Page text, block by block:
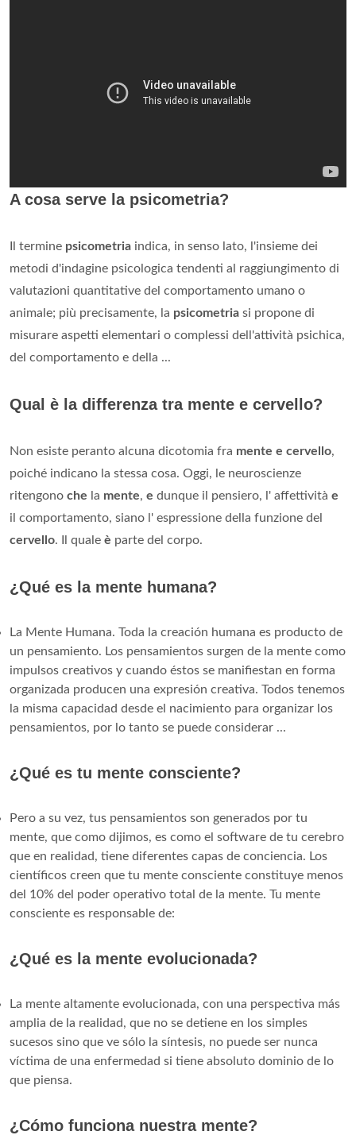
A cosa serve la psicometria?
Il termine psicometria indica, in senso lato, l'insieme dei
metodi d'indagine psicologica tendenti al raggiungimento di
valutazioni quantitative del comportamento umano o
animale; più precisamente, la psicometria si propone di
misurare aspetti elementari o complessi dell'attività psichica,
del comportamento e della ...
Qual è la differenza tra mente e cervello?
Non esiste peranto alcuna dicotomia fra mente e cervello,
poiché indicano la stessa cosa. Oggi, le neuroscienze
ritengono che la mente, e dunque il pensiero, l' affettività e
il comportamento, siano l' espressione della funzione del
cervello. Il quale è parte del corpo.
¿Qué es la mente humana?
La Mente Humana. Toda la creación humana es producto de
un pensamiento. Los pensamientos surgen de la mente como
impulsos creativos y cuando éstos se manifiestan en forma
organizada producen una expresión creativa. Todos tenemos
la misma capacidad desde el nacimiento para organizar los
pensamientos, por lo tanto se puede considerar ...
¿Qué es tu mente consciente?
Pero a su vez, tus pensamientos son generados por tu
mente, que como dijimos, es como el software de tu cerebro
que en realidad, tiene diferentes capas de conciencia. Los
científicos creen que tu mente consciente constituye menos
del 10% del poder operativo total de la mente. Tu mente
consciente es responsable de:
¿Qué es la mente evolucionada?
La mente altamente evolucionada, con una perspectiva más
amplia de la realidad, que no se detiene en los simples
sucesos sino que ve sólo la síntesis, no puede ser nunca
víctima de una enfermedad si tiene absoluto dominio de lo
que piensa.
¿Cómo funciona nuestra mente?